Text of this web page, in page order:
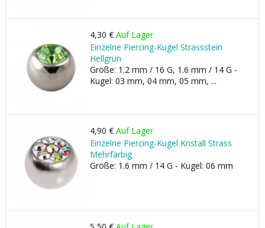
4,30 € Auf Lager
Einzelne Piercing-Kugel Strassstein
Hellgrün
Größe: 1.2 mm / 16 G, 1.6 mm / 14 G -
Kugel: 03 mm, 04 mm, 05 mm, ...
4,90 € Auf Lager
Einzelne Piercing-Kugel Kristall Strass
Mehrfarbig
Größe: 1.6 mm / 14 G - Kugel: 06 mm